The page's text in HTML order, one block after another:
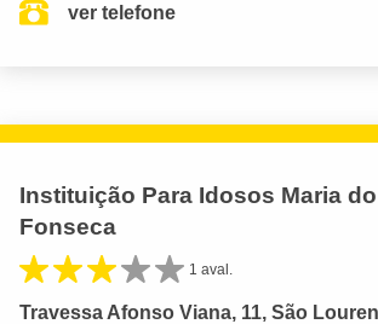
ver telefone
Instituição Para Idosos Maria
Fonseca
1 aval.
Travessa Afonso Viana, 11, São